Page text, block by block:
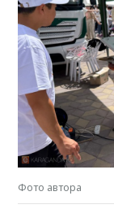
Фото автора